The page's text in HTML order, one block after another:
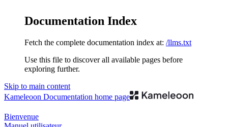
Documentation Index
Fetch the complete documentation index at: /llms.txt
Use this file to discover all available pages before
exploring further.
Skip to main content
Kameleoon Documentation home page
Bienvenue